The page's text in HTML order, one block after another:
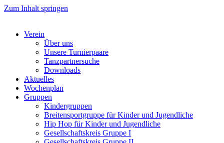
Zum Inhalt springen
Verein
Über uns
Unsere Turnierpaare
Tanzpartnersuche
Downloads
Aktuelles
Wochenplan
Gruppen
Kindergruppen
Breitensportgruppe für Kinder und Jugendliche
Hip Hop für Kinder und Jugendliche​
Gesellschaftskreis Gruppe I